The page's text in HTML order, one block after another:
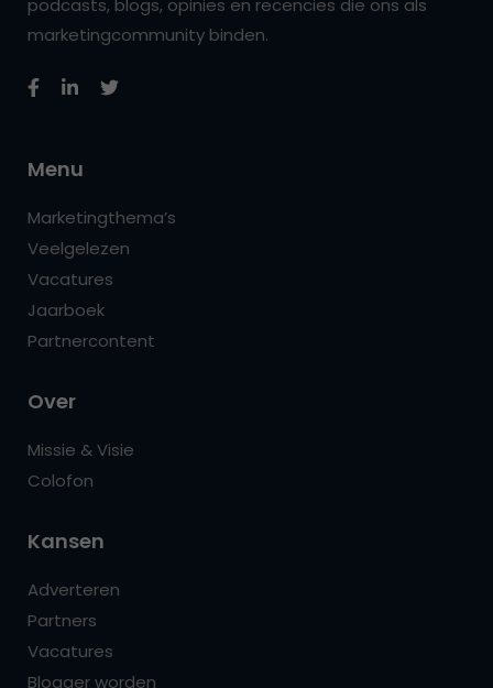
podcasts, blogs, opinies en recencies die ons als
marketingcommunity binden.
Menu
Marketingthema’s
Veelgelezen
Vacatures
Jaarboek
Partnercontent
Over
Missie & Visie
Colofon
Kansen
Adverteren
Partners
Vacatures
Blogger worden